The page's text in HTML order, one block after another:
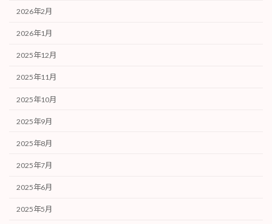
2026年2月
2026年1月
2025年12月
2025年11月
2025年10月
2025年9月
2025年8月
2025年7月
2025年6月
2025年5月